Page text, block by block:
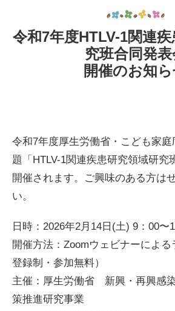
令和7年度HTLV-1関連
究班合同発表
開催のお知
令和7年度厚生労働省・こども家庭
題「HTLV-1関連疾患研究領域研究
開催されます。ご興味のある方は
い。
日時：2026年2月14日(土) 9：00〜
開催方法：Zoomウェビナーによ
登録制・参加無料）
主催：厚生労働省 新興・再興感
策推進研究事業